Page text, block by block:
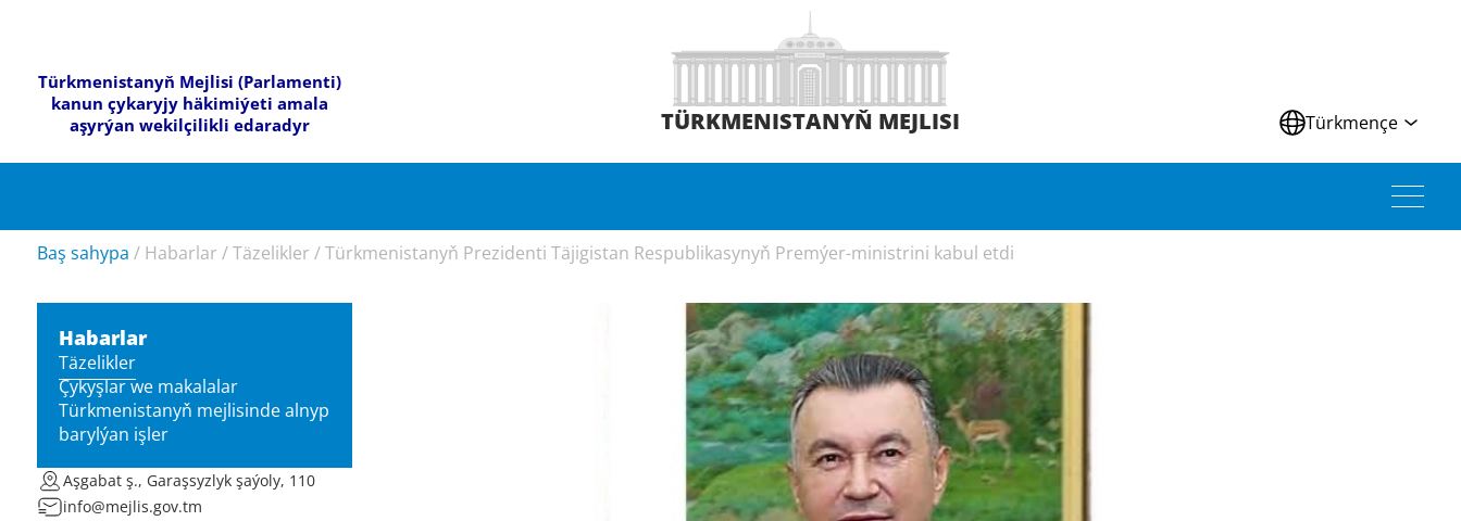
Türkmenistanyň Mejlisi (Parlamenti)
kanun çykaryjy häkimiýeti amala
aşyrýan wekilçilikli edaradyr
TÜRKMENISTANYŇ MEJLISI Türkmençe
Baş sahypa / Habarlar /Täzelikler /Türkmenistanyň Prezidenti Täjigistan Respublikasynyň Premýer-ministrini kabul etdi
Habarlar
Täzelikler
Çykyşlar we makalalar
Türkmenistanyň mejlisinde alnyp
barylýan işler
Aşgabat ş., Garaşsyzlyk şaýoly, 110
info@mejlis.gov.tm